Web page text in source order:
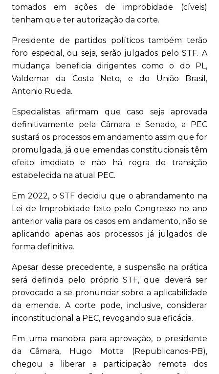
tomados em ações de improbidade (cíveis)
tenham que ter autorização da corte.
Presidente de partidos políticos também terão
foro especial, ou seja, serão julgados pelo STF. A
mudança beneficia dirigentes como o do PL,
Valdemar da Costa Neto, e do União Brasil,
Antonio Rueda.
Especialistas afirmam que caso seja aprovada
definitivamente pela Câmara e Senado, a PEC
sustará os processos em andamento assim que for
promulgada, já que emendas constitucionais têm
efeito imediato e não há regra de transição
estabelecida na atual PEC.
Em 2022, o STF decidiu que o abrandamento na
Lei de Improbidade feito pelo Congresso no ano
anterior valia para os casos em andamento, não se
aplicando apenas aos processos já julgados de
forma definitiva.
Apesar desse precedente, a suspensão na prática
será definida pelo próprio STF, que deverá ser
provocado a se pronunciar sobre a aplicabilidade
da emenda. A corte pode, inclusive, considerar
inconstitucional a PEC, revogando sua eficácia.
Em uma manobra para aprovação, o presidente
da Câmara, Hugo Motta (Republicanos-PB),
chegou a liberar a participação remota dos